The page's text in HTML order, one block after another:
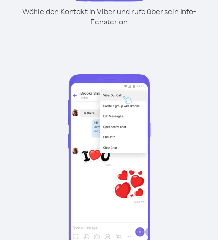
Wähle den Kontakt in Viber und rufe über sein Info-
Fenster an